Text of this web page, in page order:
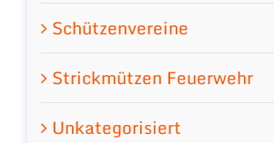
Schützenvereine
Strickmützen Feuerwehr
Unkategorisiert